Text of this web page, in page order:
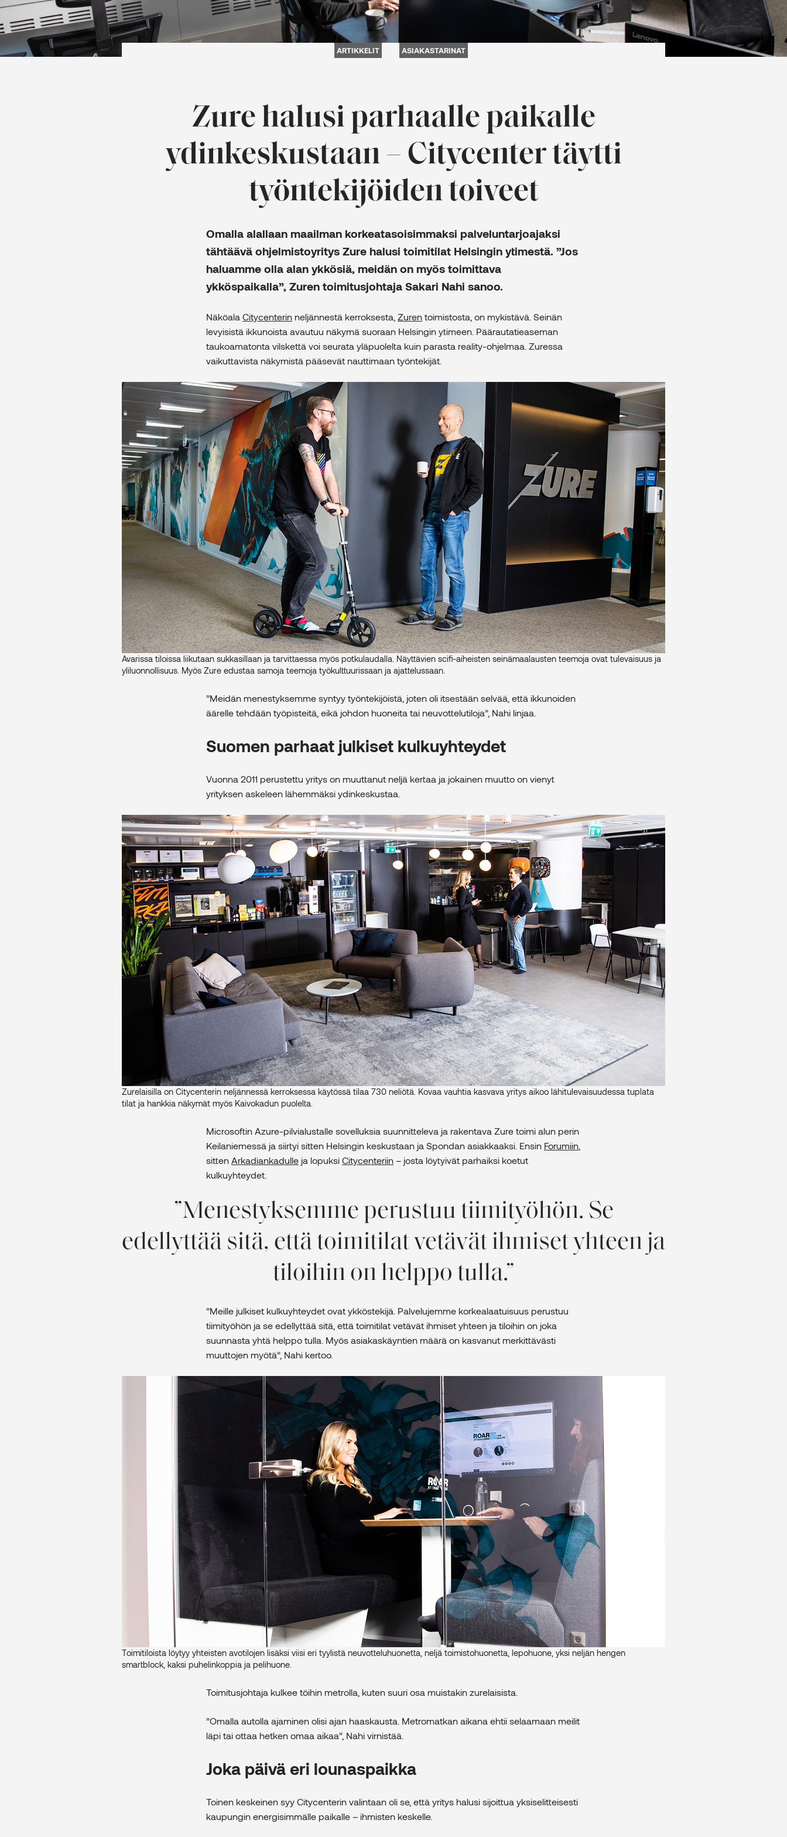
ARTIKKELIT ASIAKASTARINAT
Zure halusi parhaalle paikalle
ydinkeskustaan – Citycenter täytti
työntekijöiden toiveet
Omalla alallaan maailman korkeatasoisimmaksi palveluntarjoajaksi
tähtäävä ohjelmistoyritys Zure halusi toimitilat Helsingin ytimestä. ”Jos
haluamme olla alan ykkösiä, meidän on myös toimittava
ykköspaikalla”, Zuren toimitusjohtaja Sakari Nahi sanoo.
Näköala Citycenterin neljännestä kerroksesta, Zuren toimistosta, on mykistävä. Seinän
levyisistä ikkunoista avautuu näkymä suoraan Helsingin ytimeen. Päärautatieaseman
taukoamatonta vilskettä voi seurata yläpuolelta kuin parasta reality-ohjelmaa. Zuressa
vaikuttavista näkymistä pääsevät nauttimaan työntekijät.
Avarissa tiloissa liikutaan sukkasillaan ja tarvittaessa myös potkulaudalla. Näyttävien scifi-aiheisten seinämaalausten teemoja ovat tulevaisuus ja
yliluonnollisuus. Myös Zure edustaa samoja teemoja työkulttuurissaan ja ajattelussaan.
”Meidän menestyksemme syntyy työntekijöistä, joten oli itsestään selvää, että ikkunoiden
äärelle tehdään työpisteitä, eikä johdon huoneita tai neuvottelutiloja”, Nahi linjaa.
Suomen parhaat julkiset kulkuyhteydet
Vuonna 2011 perustettu yritys on muuttanut neljä kertaa ja jokainen muutto on vienyt
yrityksen askeleen lähemmäksi ydinkeskustaa.
Zurelaisilla on Citycenterin neljännessä kerroksessa käytössä tilaa 730 neliötä. Kovaa vauhtia kasvava yritys aikoo lähitulevaisuudessa tuplata
tilat ja hankkia näkymät myös Kaivokadun puolelta.
Microsoftin Azure-pilvialustalle sovelluksia suunnitteleva ja rakentava Zure toimi alun perin
Keilaniemessä ja siirtyi sitten Helsingin keskustaan ja Spondan asiakkaaksi. Ensin Forumiin
sitten Arkadiankadulle ja lopuksi Citycenteriin – josta löytyivät parhaiksi koetut
kulkuyhteydet.
Menestyksemme perustuu tiimityöhön. Se
edellyttää sitä, että toimitilat vetävät ihmiset yhteen ja
tiloihin on helppo tulla.
”Meille julkiset kulkuyhteydet ovat ykköstekijä. Palvelujemme korkealaatuisuus perustuu
tiimityöhön ja se edellyttää sitä, että toimitilat vetävät ihmiset yhteen ja tiloihin on joka
suunnasta yhtä helppo tulla. Myös asiakaskäyntien määrä on kasvanut merkittävästi
muuttojen myötä”, Nahi kertoo.
Toimitiloista löytyy yhteisten avotilojen lisäksi viisi eri tyylistä neuvotteluhuonetta, neljä toimistohuonetta, lepohuone, yksi neljän hengen
smartblock, kaksi puhelinkoppia ja pelihuone.
Toimitusjohtaja kulkee töihin metrolla, kuten suuri osa muistakin zurelaisista.
”Omalla autolla ajaminen olisi ajan haaskausta. Metromatkan aikana ehtii selaamaan meilit
läpi tai ottaa hetken omaa aikaa”, Nahi virnistää.
Joka päivä eri lounaspaikka
Toinen keskeinen syy Citycenterin valintaan oli se, että yritys halusi sijoittua yksiselitteisesti
kaupungin energisimmälle paikalle – ihmisten keskelle.